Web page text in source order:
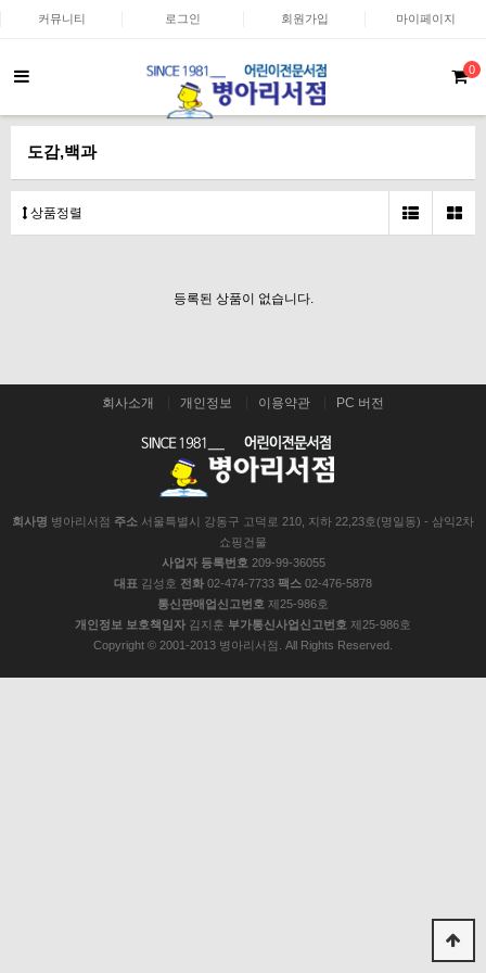
커뮤니티 로그인 회원가입 마이페이지
0
도감,백과
상품정렬
등록된 상품이 없습니다.
회사소개 개인정보 이용약관 PC 버전
회사명 병아리서점 주소 서울특별시 강동구 고덕로 210, 지하 22,23호(명일동) - 삼익2차
쇼핑건물
사업자 등록번호 209-99-36055
대표 김성호 전화 02-474-7733 팩스 02-476-5878
통신판매업신고번호 제25-986호
개인정보 보호책임자 김지훈 부가통신사업신고번호 제25-986호
Copyright © 2001-2013 병아리서점. All Rights Reserved.